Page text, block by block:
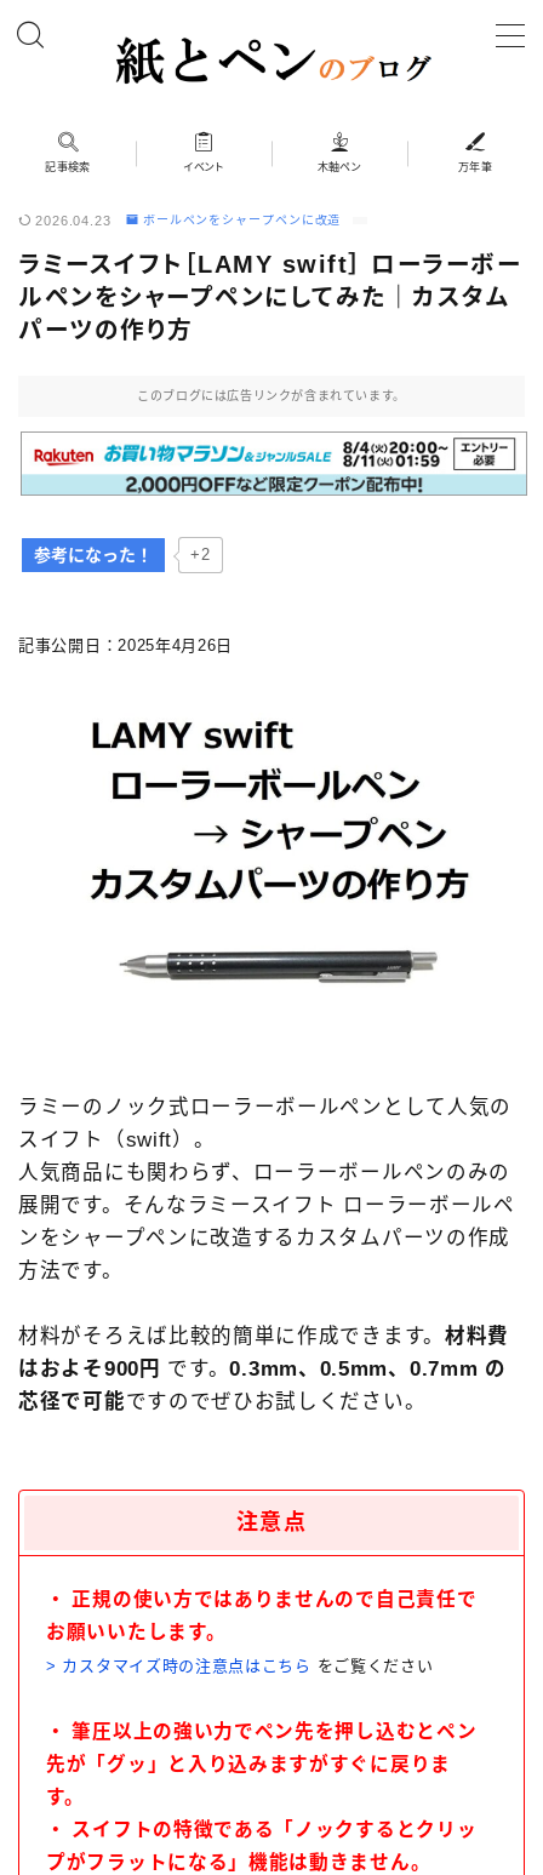
ホーム
筆記具
ボールペン
ボールペン（木軸以外）
シャープペン（木軸以外）
木軸ペン
その他 筆記具
カスタマイズ
ジェットストリーム カスタマイズ 記事一覧
アクロインキ カスタマイズ 記事一覧
4C規格（D型）リフィルアダプターの作り方 記事一
お店・工房 一覧
リフィルの種類
キーワードで絞り込む
検索
タグで絞り込む
4C規格（D型） 73Labo 4631 woodturning
IoT文具 LAMY2000 Rei工房
Steef&Co.
その他 文房具 その他 筆記具
アクロインキ アンケート イベント情報
オロビアンコ［OROBIANCO］ カスタマイズ
カランダッシュ［CARAN-D'ACHE］
カヴェコ［Kaweco］ ガラスペン
記事検索 イベント 木軸ペン 万年筆
2026.04.23 ボールペンをシャープペンに改造
ラミースイフト［LAMY swift］ ローラーボー
ルペンをシャープペンにしてみた｜カスタム
パーツの作り方
このブログには広告リンクが含まれています。
参考になった！ +2
記事公開日：2025年4月26日
ラミーのノック式ローラーボールペンとして人気の
スイフト（swift）。
人気商品にも関わらず、ローラーボールペンのみの
展開です。そんなラミースイフト ローラーボールペ
ンをシャープペンに改造するカスタムパーツの作成
方法です。
材料がそろえば比較的簡単に作成できます。 材料費
はおよそ900円 です。0.3mm、0.5mm、0.7mm の
芯径で可能ですのでぜひお試しください。
注意点
・ 正規の使い方ではありませんので自己責任で
お願いいたします。
> カスタマイズ時の注意点はこちら をご覧ください
・ 筆圧以上の強い力でペン先を押し込むとペン
先が「グッ」と入り込みますがすぐに戻りま
す。
・ スイフトの特徴である「ノックするとクリッ
プがフラットになる」機能は動きません。